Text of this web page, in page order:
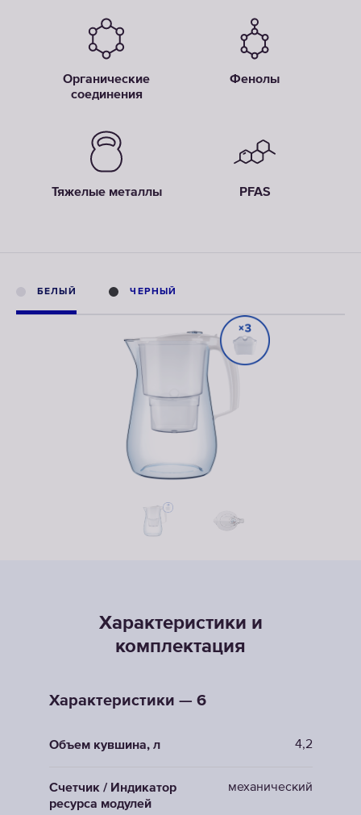
Органические
соединения
Фенолы
Тяжелые металлы PFAS
БЕЛЫЙ ЧЕРНЫЙ
Характеристики и
комплектация
Характеристики — 6
Объем кувшина, л 4,2
Счетчик / Индикатор
ресурса модулей
механический